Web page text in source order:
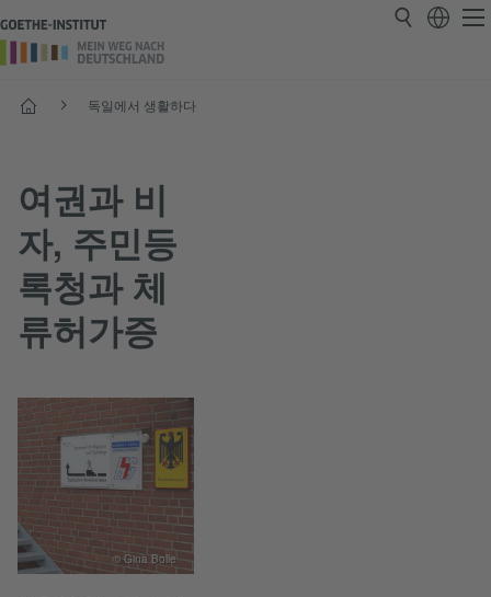
시작 독일에서 생활하다
여권과 비
자, 주민등
록청과 체
류허가증
© Gina Bolle